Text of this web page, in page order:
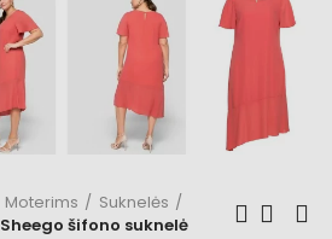
Moterims
Suknelės
Sheego šifono suknelė